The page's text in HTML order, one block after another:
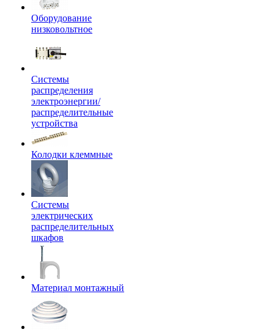
Оборудование
низковольтное
Системы
распределения
электроэнергии/
распределительные
устройства
Колодки клеммные
Системы
электрических
распределительных
шкафов
Материал монтажный